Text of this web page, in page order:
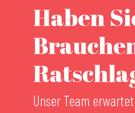
Haben
Unser Team